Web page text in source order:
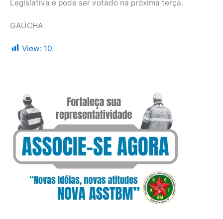
Legislativa e pode ser votado na próxima terça.
GAÚCHA
View: 10